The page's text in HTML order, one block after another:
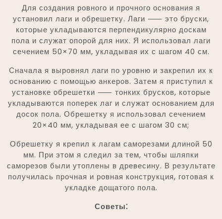
Для создания ровного и прочного основания я
установил лаги и обрешетку. Лаги ⸺ это бруски,
которые укладываются перпендикулярно доскам
пола и служат опорой для них. Я использовал лаги
сечением 50×70 мм, укладывая их с шагом 40 см.
Сначала я выровнял лаги по уровню и закрепил их к
основанию с помощью анкеров. Затем я приступил к
установке обрешетки ⸺ тонких брусков, которые
укладываются поперек лаг и служат основанием для
досок пола. Обрешетку я использовал сечением
20×40 мм, укладывая ее с шагом 30 см;
Обрешетку я крепил к лагам саморезами длиной 50
мм. При этом я следил за тем, чтобы шляпки
саморезов были утоплены в древесину. В результате
получилась прочная и ровная конструкция, готовая к
укладке дощатого пола.
Советы⁚